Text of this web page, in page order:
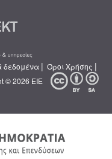
δεδομένα | Όροι Χρήσης |
© 2026 ΕΙΕ